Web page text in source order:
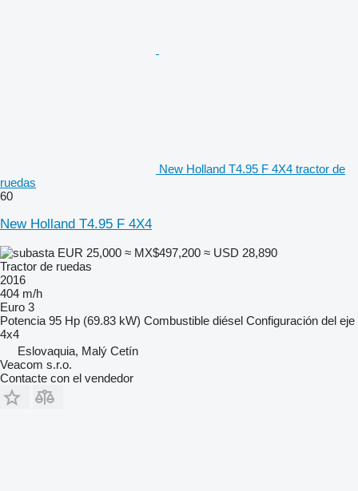
New Holland T4.95 F 4X4 tractor de
ruedas
60
New Holland T4.95 F 4X4
EUR 25,000 ≈ MX$497,200 ≈ USD 28,890
Tractor de ruedas
2016
404 m/h
Euro 3
Potencia 95 Hp (69.83 kW) Combustible diésel Configuración del eje
4x4
Eslovaquia, Malý Cetín
Veacom s.r.o.
Contacte con el vendedor